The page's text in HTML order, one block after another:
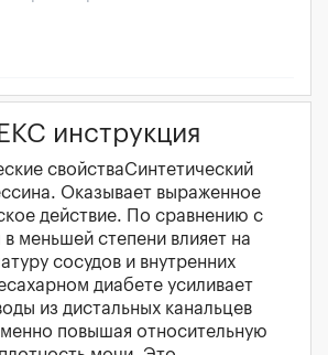
инструкция
свойстваСинтетический
Оказывает выраженное
действие. По сравнению с
меньшей степени влияет на
сосудов и внутренних
диабете усиливает
из дистальных канальцев
повышая относительную